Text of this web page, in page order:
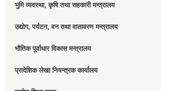
भुमि व्यवस्था, कृषि तथा सहकारी मन्त्रालय
उद्योग, पर्यटन, वन तथा वातावरण मन्त्रालय
भौतिक पूर्वाधार विकास मन्त्रालय
प्रादेशिक लेखा नियन्त्रक कार्यालय